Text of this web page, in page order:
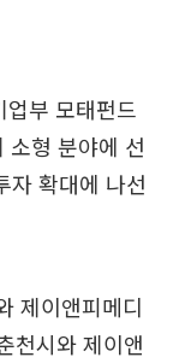
부 모태펀드
소형 분야에 선
자 확대에 나선
제이앤피메디
천시와 제이앤